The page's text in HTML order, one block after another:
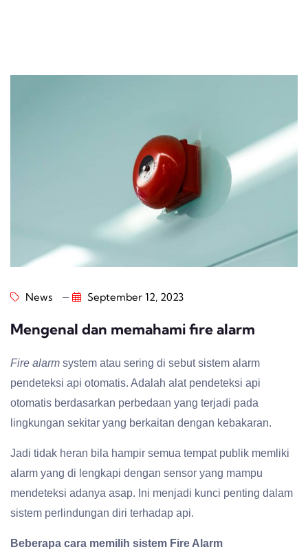
News September 12, 2023
Mengenal dan memahami fire alarm
Fire alarm system atau sering di sebut sistem alarm
pendeteksi api otomatis. Adalah alat pendeteksi api
otomatis berdasarkan perbedaan yang terjadi pada
lingkungan sekitar yang berkaitan dengan kebakaran.
Jadi tidak heran bila hampir semua tempat publik memliki
alarm yang di lengkapi dengan sensor yang mampu
mendeteksi adanya asap. Ini menjadi kunci penting dalam
sistem perlindungan diri terhadap api.
Beberapa cara memilih sistem Fire Alarm